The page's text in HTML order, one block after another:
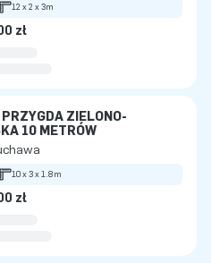
12 x 2 x 3m
zł
ZIELONO-
10 METRÓW
10 x 3 x 1.8m
zł